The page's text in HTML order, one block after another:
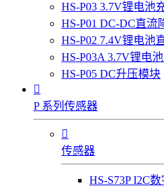
HS-P03 3.7V锂电池
HS-P01 DC-DC直流
HS-P02 7.4V锂电池
HS-P03A 3.7V锂电
HS-P05 DC升压模块

P 系列传感器

传感器
HS-S73P I2C